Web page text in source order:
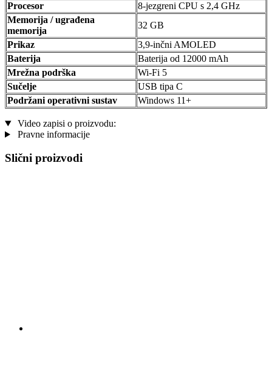
Procesor
8-jezgreni CPU s 2,4 GHz
Memorija / ugrađena
memorija
32 GB
Prikaz
3,9-inčni AMOLED
Baterija
Baterija od 12000 mAh
Mrežna podrška
Wi-Fi 5
Sučelje
USB tipa C
Podržani operativni sustav
Windows 11+
Video zapisi o proizvodu:
Pravne informacije
Slični proizvodi